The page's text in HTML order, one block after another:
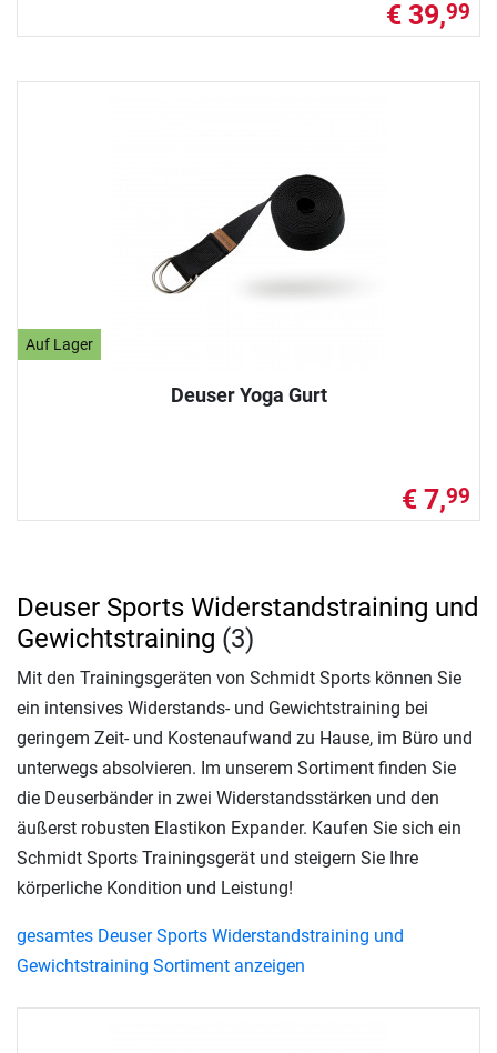
€ 39,99
Auf Lager
Deuser Yoga Gurt
€ 7,99
Deuser Sports Widerstandstraining und
Gewichtstraining (3)
Mit den Trainingsgeräten von Schmidt Sports können Sie
ein intensives Widerstands- und Gewichtstraining bei
geringem Zeit- und Kostenaufwand zu Hause, im Büro und
unterwegs absolvieren. Im unserem Sortiment finden Sie
die Deuserbänder in zwei Widerstandsstärken und den
äußerst robusten Elastikon Expander. Kaufen Sie sich ein
Schmidt Sports Trainingsgerät und steigern Sie Ihre
körperliche Kondition und Leistung!
gesamtes Deuser Sports Widerstandstraining und
Gewichtstraining Sortiment anzeigen